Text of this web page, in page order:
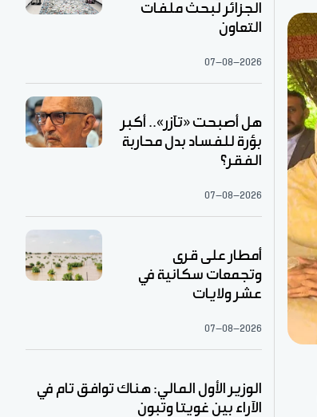
الجزائر لبحث ملفات
التعاون
07-08-2026
هل أصبحت «تآزر».. أكبر
بؤرة للفساد بدل محاربة
الفقر؟
07-08-2026
أمطار على قرى
وتجمعات سكانية في
عشر ولايات
07-08-2026
الوزير الأول المالي: هناك توافق تام في
الآراء بين غويتا وتبون